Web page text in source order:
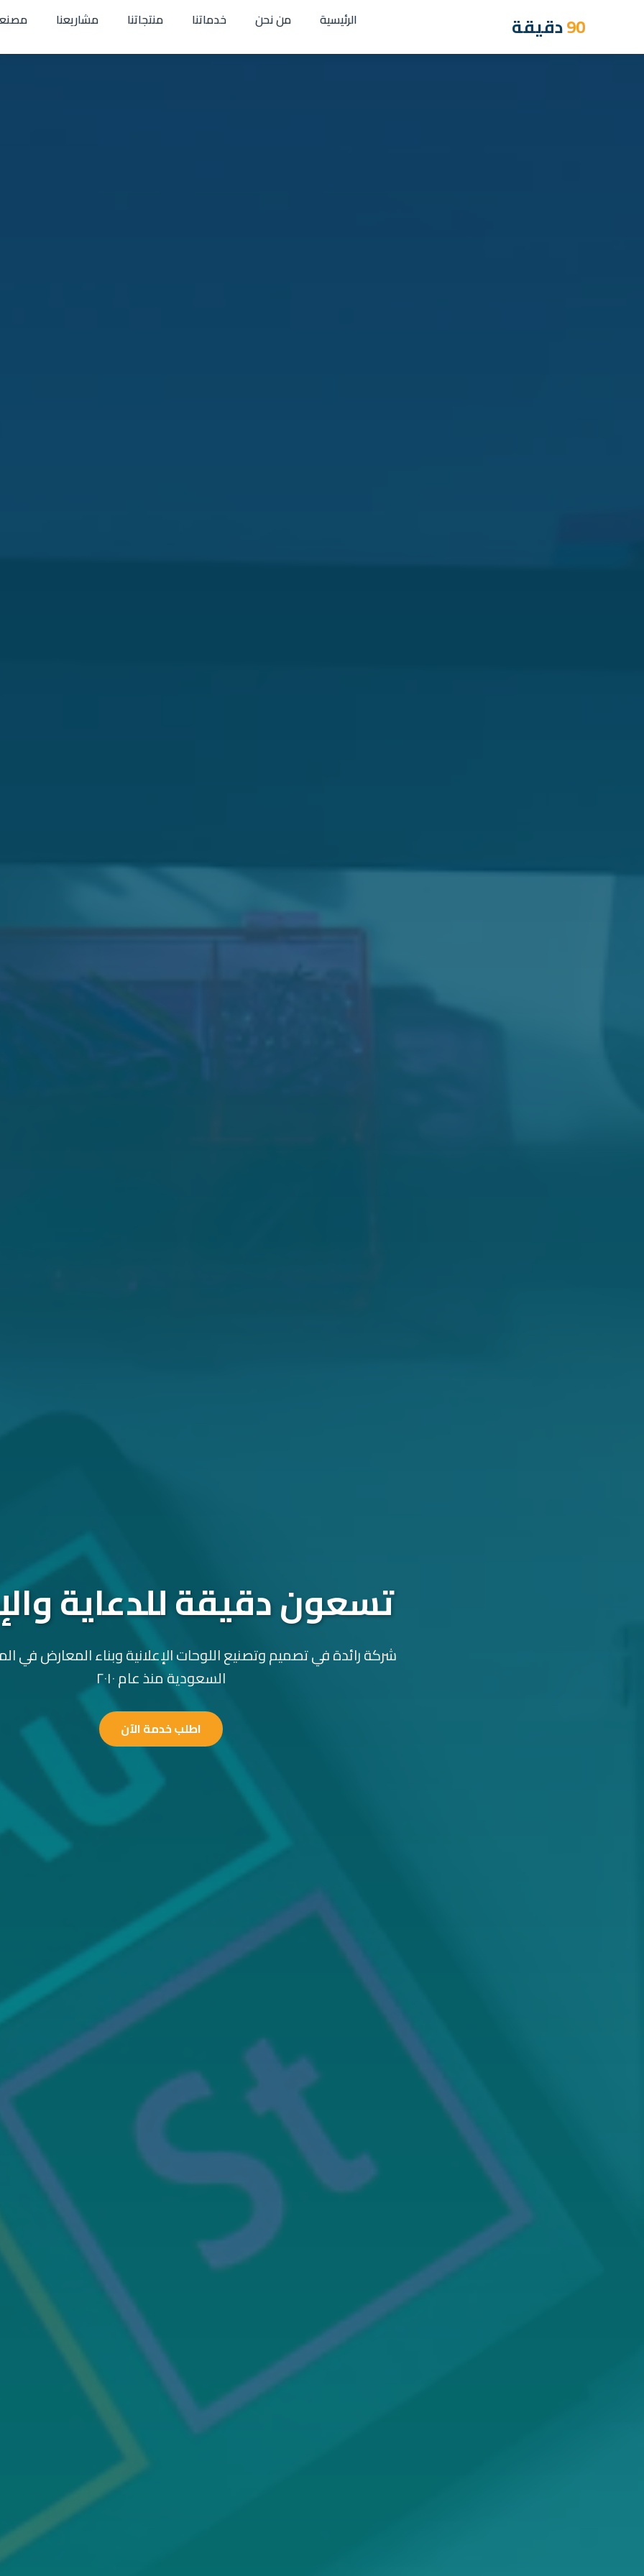
90دقيقة الرئيسية من نحن خدماتنا منتجاتنا مشاريعنا
تسعون دقيقة للدعاية
شركة رائدة في تصميم وتصنيع اللوحات الإعلانية وبناء المعارض في
السعودية منذ عام ٢٠١٠
اطلب خدمة الآن